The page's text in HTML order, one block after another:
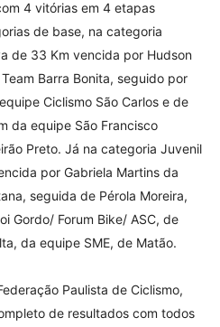
4 vitórias em 4 etapas
de base, na categoria
de 33 Km vencida por Hudson
Barra Bonita, seguido por
Ciclismo São Carlos e de
da equipe São Francisco
Preto. Já na categoria Juvenil
por Gabriela Martins da
seguida de Pérola Moreira,
Gordo/ Forum Bike/ ASC, de
da equipe SME, de Matão.
Paulista de Ciclismo,
de resultados com todos